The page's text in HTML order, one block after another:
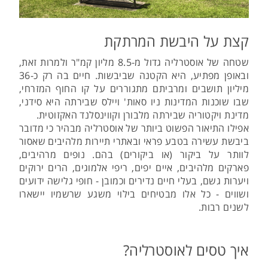
קצת על היבשת המרתקת
שטחה של אוסטרליה גדול מ-8.5 מליון קמ"ר ולמרות זאת,
ובאופן מפתיע, היא הקטנה שביבשות. חיים בה רק כ-36
מיליון תושבים ומרביתם מתגוררים על קו החוף המזרחי,
שבו שוכנות המדינות ניו סאות' ויילס שבירתה היא סידני,
מדינת ויקטוריה שבירתה מלבורן וקווינסלנד האקזוטית.
אפילו התיאור הפשוט ביותר של אוסטרליה מבהיר כי מדובר
ביבשת עשירה בטבע פראי ובאתרי תיירות מלהיבים שאסור
לוותר על ביקור (או ביקורים) בהם. נופים מרהיבים,
פארקים מלהיבים, איים יפים, ריפי אלמוגים, הרים ירוקים
ויערות גשם, בעלי חיים נדירים וכמובן - חופי גלישה ידועים
ושווים - כל אלו מבטיחים בילוי משגע שרשמיו יישארו
לשנים רבות.
איך טסים לאוסטרליה?